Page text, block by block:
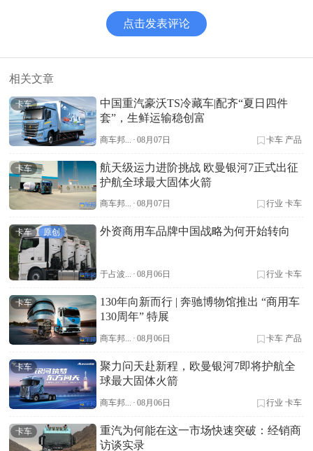
点击发表评论
相关文章
卡车
中国重汽豪沃TS冷藏车|配齐“夏日四件
套”，生鲜运输稳创富
商车邦... · 08月07日 卡车 产品
卡车
航天级运力进阶挑战 欧曼银河7正式出征
护航全球最大固体火箭
商车邦... · 08月07日 行业 卡车
卡车 原创 外资商用车品牌中国战略为何开始转向
于占波... · 08月06日 行业 卡车
卡车
130年向新而行 | 奔驰博物馆推出 “商用车
130周年” 特展
商车邦... · 08月06日 卡车 产品
卡车
聚力问天赴新程，欧曼银河7即将护航全
球最大固体火箭
商车邦... · 08月06日 行业 卡车
卡车
重汽为何能在这一市场快速突破：经销商
访谈实录